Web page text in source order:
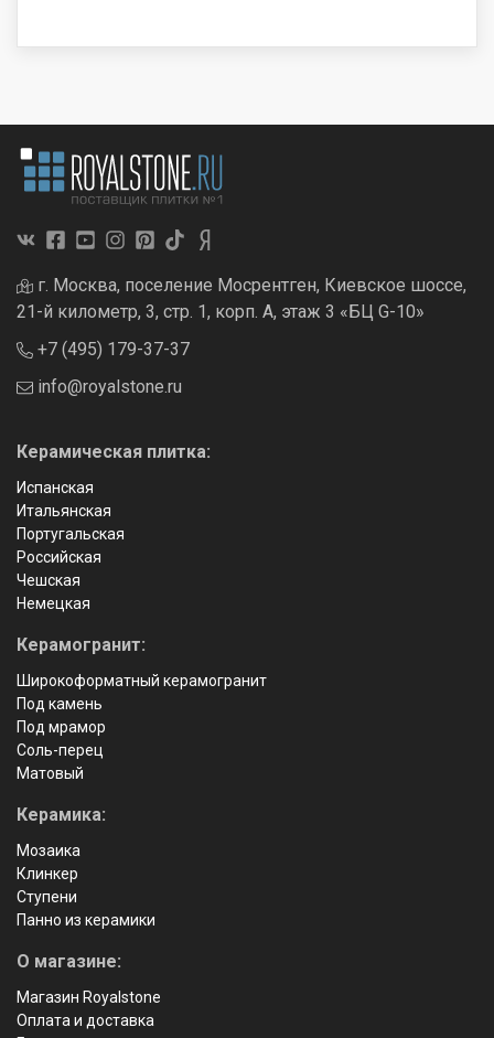
г. Москва, поселение Мосрентген, Киевское шоссе,
21-й километр, 3, стр. 1, корп. А, этаж 3 «БЦ G-10»
+7 (495) 179-37-37
info@royalstone.ru
Керамическая плитка:
Испанская
Итальянская
Португальская
Российская
Чешская
Немецкая
Керамогранит:
Широкоформатный керамогранит
Под камень
Под мрамор
Соль-перец
Матовый
Керамика:
Мозаика
Клинкер
Ступени
Панно из керамики
О магазине:
Магазин Royalstone
Оплата и доставка